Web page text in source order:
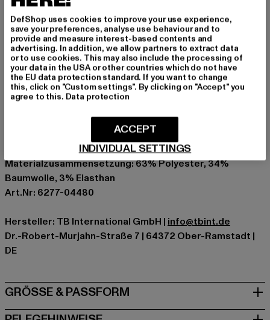
Feuchtigkeit absorbierendes Schweißband
Elastisches Stretchband sorgt für eine optimale
Passform
Farblich abgesetzte Visorunterseite
Visor precurved
Anlass: Alltag
Marke: Flexfit
Kat.: Flexfitted Caps
Hersteller Farbe: darkleafgreen
Materialzusammensetzung: 63% Polyester, 34%
Baumwolle, 3% Elasthan
Art.Nr: 6277-04480
Hersteller: TB International GmbH | info@tbint.de
Dr.-Robert-Murjahn-Straße 7 | 64372 Ober-Ramstadt |
DE
GRÖSSE & PASSFORM
DefShop uses cookies to improve your use experience,
save your preferences, analyse use behaviour and to
provide and measure interest-based contents and
advertising. In addition, we allow partners to extract data
or to use cookies. This may also include the processing of
your data in the USA or other countries which do not have
the EU data protection standard. If you want to change
this, click on "Custom settings". By clicking on "Accept" you
agree to this. Data protection
INDIVIDUAL SETTINGS
ACCEPT